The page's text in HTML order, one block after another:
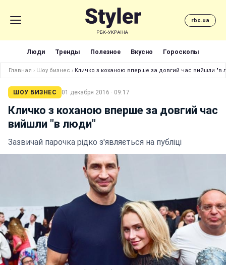
rbc.ua
Люди Тренды Полезное Вкусно Гороскопы
Главная › Шоу бизнес › Кличко з коханою вперше за довгий час вийшли "в
ШОУ БИЗНЕС 01 декабря 2016 · 09:17
Кличко з коханою вперше за довгий час
вийшли "в люди"
Зазвичай парочка рідко з'являється на публіці